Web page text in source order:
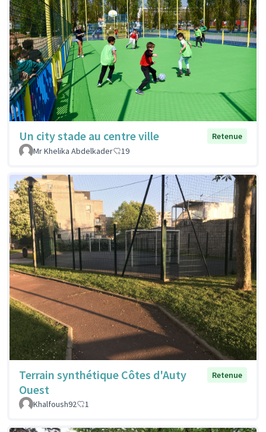
Un city stade au centre ville
Retenue
Mr Khelika Abdelkader
19
Terrain synthétique Côtes d'Auty
Ouest
Retenue
Khalfoush92 1